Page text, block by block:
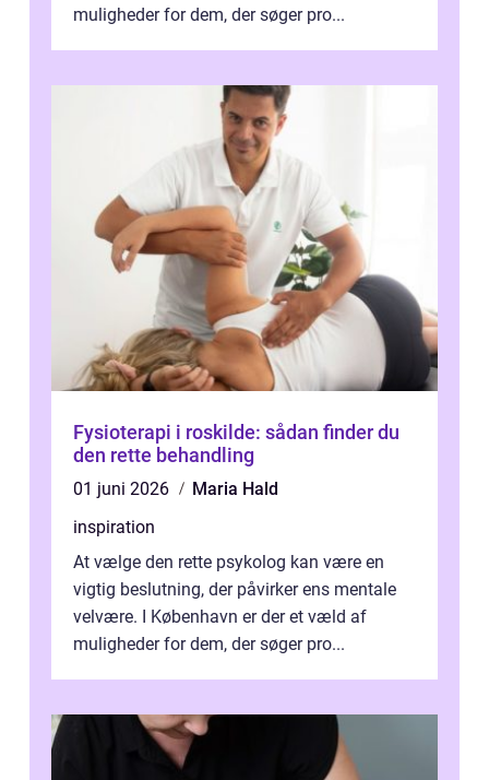
muligheder for dem, der søger pro...
Fysioterapi i roskilde: sådan finder du
den rette behandling
01 juni 2026
Maria Hald
inspiration
At vælge den rette psykolog kan være en
vigtig beslutning, der påvirker ens mentale
velvære. I København er der et væld af
muligheder for dem, der søger pro...